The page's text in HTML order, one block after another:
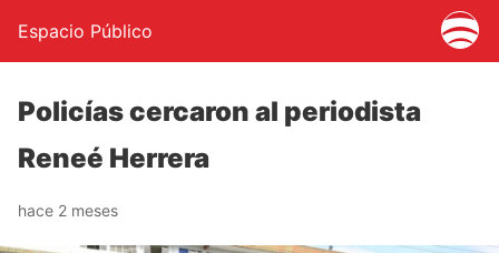
Espacio Público
Policías cercaron al periodista
Reneé Herrera
hace 2 meses